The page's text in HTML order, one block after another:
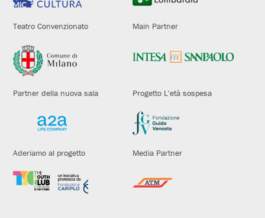
Teatro Convenzionato Main Partner
Partner della nuova sala Progetto L'età sospesa
Aderiamo al progetto Media Partner